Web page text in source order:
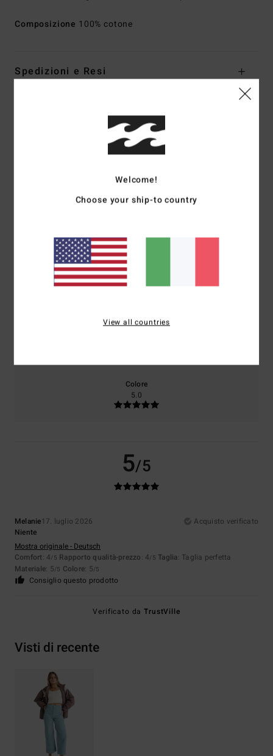
Composizione 100% cotone
Spedizioni e Resi
Recensioni dei clienti
5.0/5
basato su1 recensioni verificatedal luglio 2026
Il 100% dei nostri clienti consiglia questo prodotto
Comfort
4.0
Colore
5.0
5/5
Melanie17. luglio 2026
Acquisto verificato
Niente
Mostra originale - Deutsch
Comfort: 4/5 Rapporto qualità-prezzo: 4/5 Taglia: Taglia perfetta
Materiale: 5/5 Colore: 5/5
Consiglio questo prodotto
Verificato daTrustVille
Visti di recente
Welcome!
Choose your ship-to country
View all countries